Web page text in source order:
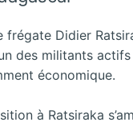
frégate Didier
des militants
économique.
à Ratsiraka